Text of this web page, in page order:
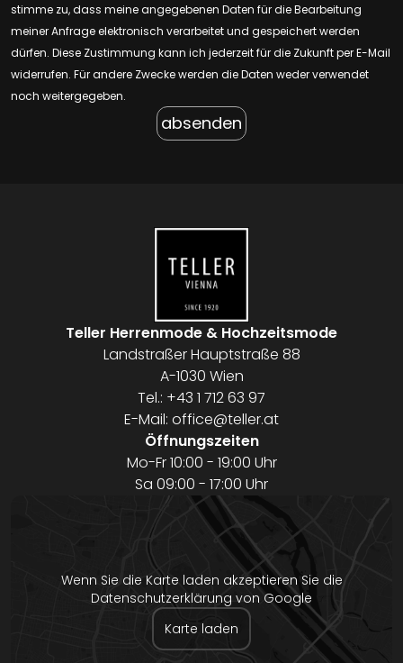
stimme zu, dass meine angegebenen Daten für die Bearbeitung
meiner Anfrage elektronisch verarbeitet und gespeichert werden
dürfen. Diese Zustimmung kann ich jederzeit für die Zukunft per E-Mail
widerrufen. Für andere Zwecke werden die Daten weder verwendet
noch weitergegeben.
Teller Herrenmode & Hochzeitsmode
Landstraßer Hauptstraße 88
A-1030 Wien
Tel.: +43 1 712 63 97
E-Mail: office@teller.at
Öffnungszeiten
Mo-Fr 10:00 - 19:00 Uhr
Sa 09:00 - 17:00 Uhr
Wenn Sie die Karte laden akzeptieren Sie die
Datenschutzerklärung von Google
Karte laden